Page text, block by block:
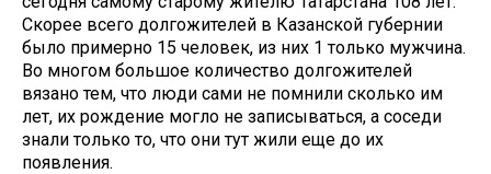
Скорее всего долгожителей в Казанской губернии
было примерно 15 человек, из них 1 только мужчина.
Во многом большое количество долгожителей
вязано тем, что люди сами не помнили сколько им
лет, их рождение могло не записываться, а соседи
знали только то, что они тут жили еще до их
появления.